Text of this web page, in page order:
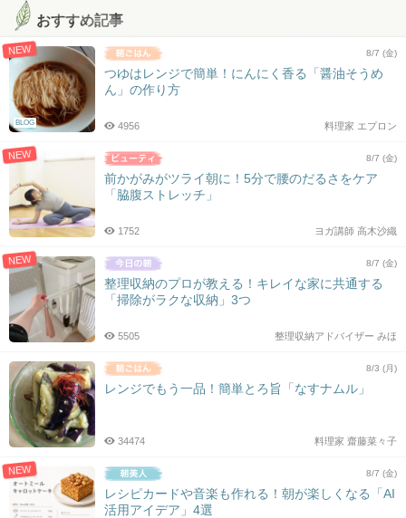
おすすめ記事
NEW
BLOG
8/7 (金)
つゆはレンジで簡単！にんにく香る「醤油そうめ
ん」の作り方
料理家 エプロン
4956
NEW 8/7 (金)
前かがみがツライ朝に！5分で腰のだるさをケア
「脇腹ストレッチ」
ヨガ講師 高木沙織
1752
NEW 8/7 (金)
整理収納のプロが教える！キレイな家に共通する
「掃除がラクな収納」3つ
整理収納アドバイザー みほ
5505
8/3 (月)
レンジでもう一品！簡単とろ旨「なすナムル」
料理家 齋藤菜々子
34474
NEW 8/7 (金)
レシピカードや音楽も作れる！朝が楽しくなる「AI
活用アイデア」4選